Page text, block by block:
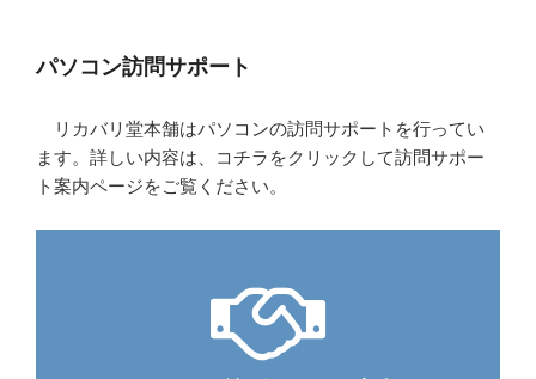
パソコン訪問サポート
リカバリ堂本舗はパソコンの訪問サポートを行ってい
ます。詳しい内容は、コチラをクリックして訪問サポー
ト案内ページをご覧ください。